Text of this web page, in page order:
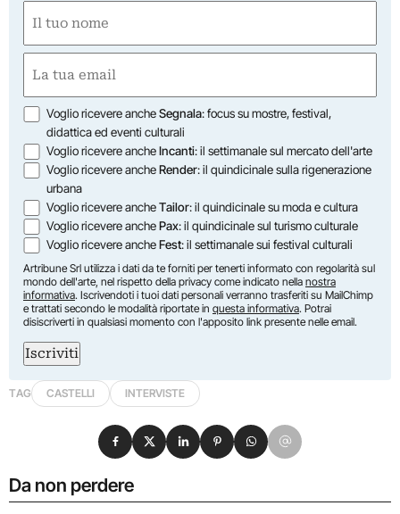
(Required)
First
(Required)
Opzioni
Voglio ricevere ancheSegnala: focus su mostre, festival,
didattica ed eventi culturali
Voglio ricevere ancheIncanti: il settimanale sul mercato dell'arte
Voglio ricevere ancheRender: il quindicinale sulla rigenerazione
urbana
Voglio ricevere ancheTailor: il quindicinale su moda e cultura
Voglio ricevere anchePax: il quindicinale sul turismo culturale
Voglio ricevere ancheFest: il settimanale sui festival culturali
Artribune Srl utilizza i dati da te forniti per tenerti informato con regolarità sul
mondo dell'arte, nel rispetto della privacy come indicato nella nostra
informativa. Iscrivendoti i tuoi dati personali verranno trasferiti su MailChimp
e trattati secondo le modalità riportate in questa informativa. Potrai
disiscriverti in qualsiasi momento con l'apposito link presente nelle email.
Iscriviti
TAG CASTELLI INTERVISTE
Da non perdere
Condividi su Facebook
Condividi su X
Condividi su LinkedIn
Condividi su Pinterest
Condividi su WhatsApp
Condividi su Email